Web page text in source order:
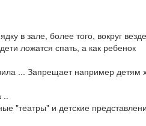
в зале, более того, вокруг
ложатся спать, а как ребенок
... Запрещает например детям
..
"театры" и детские